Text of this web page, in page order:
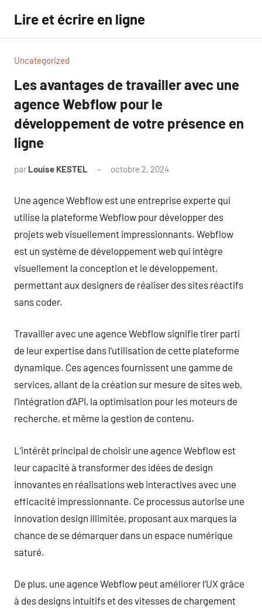
contenu
Lire et écrire en ligne
Uncategorized
Les avantages de travailler avec une
agence Webflow pour le
développement de votre présence en
ligne
par Louise KESTEL octobre 2, 2024
Une agence Webflow est une entreprise experte qui
utilise la plateforme Webflow pour développer des
projets web visuellement impressionnants. Webflow
est un système de développement web qui intègre
visuellement la conception et le développement,
permettant aux designers de réaliser des sites réactifs
sans coder.
Travailler avec une agence Webflow signifie tirer parti
de leur expertise dans l’utilisation de cette plateforme
dynamique. Ces agences fournissent une gamme de
services, allant de la création sur mesure de sites web,
l’intégration d’API, la optimisation pour les moteurs de
recherche, et même la gestion de contenu.
L’intérêt principal de choisir une agence Webflow est
leur capacité à transformer des idées de design
innovantes en réalisations web interactives avec une
efficacité impressionnante. Ce processus autorise une
innovation design illimitée, proposant aux marques la
chance de se démarquer dans un espace numérique
saturé.
De plus, une agence Webflow peut améliorer l’UX grâce
à des designs intuitifs et des vitesses de chargement